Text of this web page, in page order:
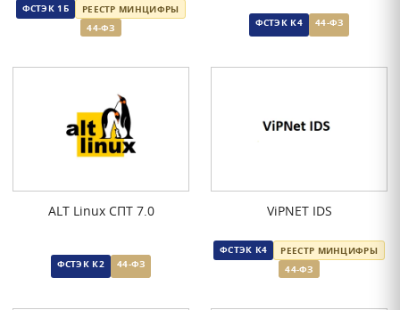
ФСТЭК 1Б
РЕЕСТР МИНЦИФРЫ
44-ФЗ
ФСТЭК К4 44-ФЗ
ALT Linux СПТ 7.0
ФСТЭК К2 44-ФЗ
ViPNET IDS
ФСТЭК К4
РЕЕСТР МИНЦИФРЫ
44-ФЗ